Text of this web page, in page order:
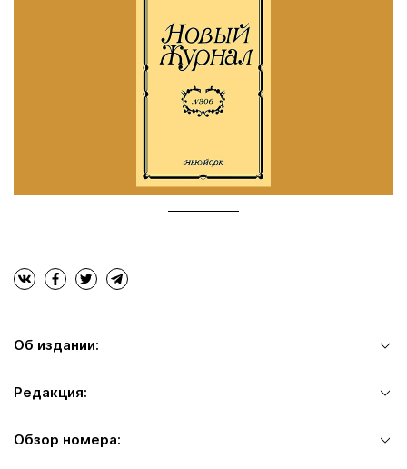
Об издании:
Редакция:
Обзор номера: